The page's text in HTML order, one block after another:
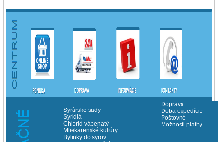
Syrárske sady
Syridlá
Chlorid vápenatý
Mliekarenské kultúry
Bylinky do syrov
Doprava
Doba expedície
Poštovné
Možnosti platby